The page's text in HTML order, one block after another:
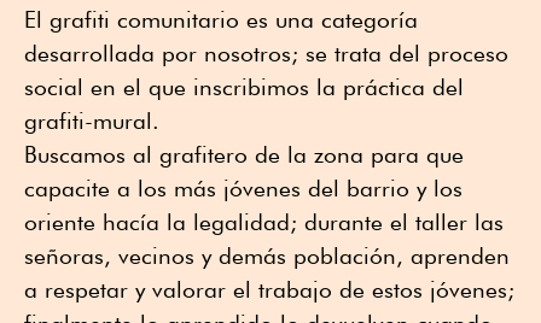
El grafiti comunitario es una categoría
desarrollada por nosotros; se trata del proceso
social en el que inscribimos la práctica del
grafiti-mural.
Buscamos al grafitero de la zona para que
capacite a los más jóvenes del barrio y los
oriente hacía la legalidad; durante el taller las
señoras, vecinos y demás población, aprenden
a respetar y valorar el trabajo de estos jóvenes;